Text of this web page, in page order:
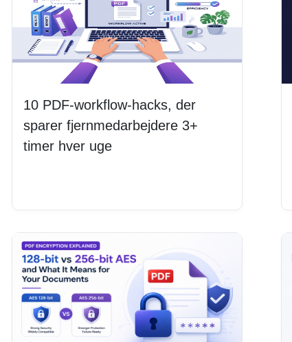
10 PDF-workflow-hacks, der
sparer fjernmedarbejdere 3+
timer hver uge